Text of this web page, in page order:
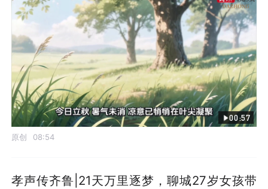
00:57
原创 08:54
孝声传齐鲁|21天万里逐梦，聊城27岁女孩带